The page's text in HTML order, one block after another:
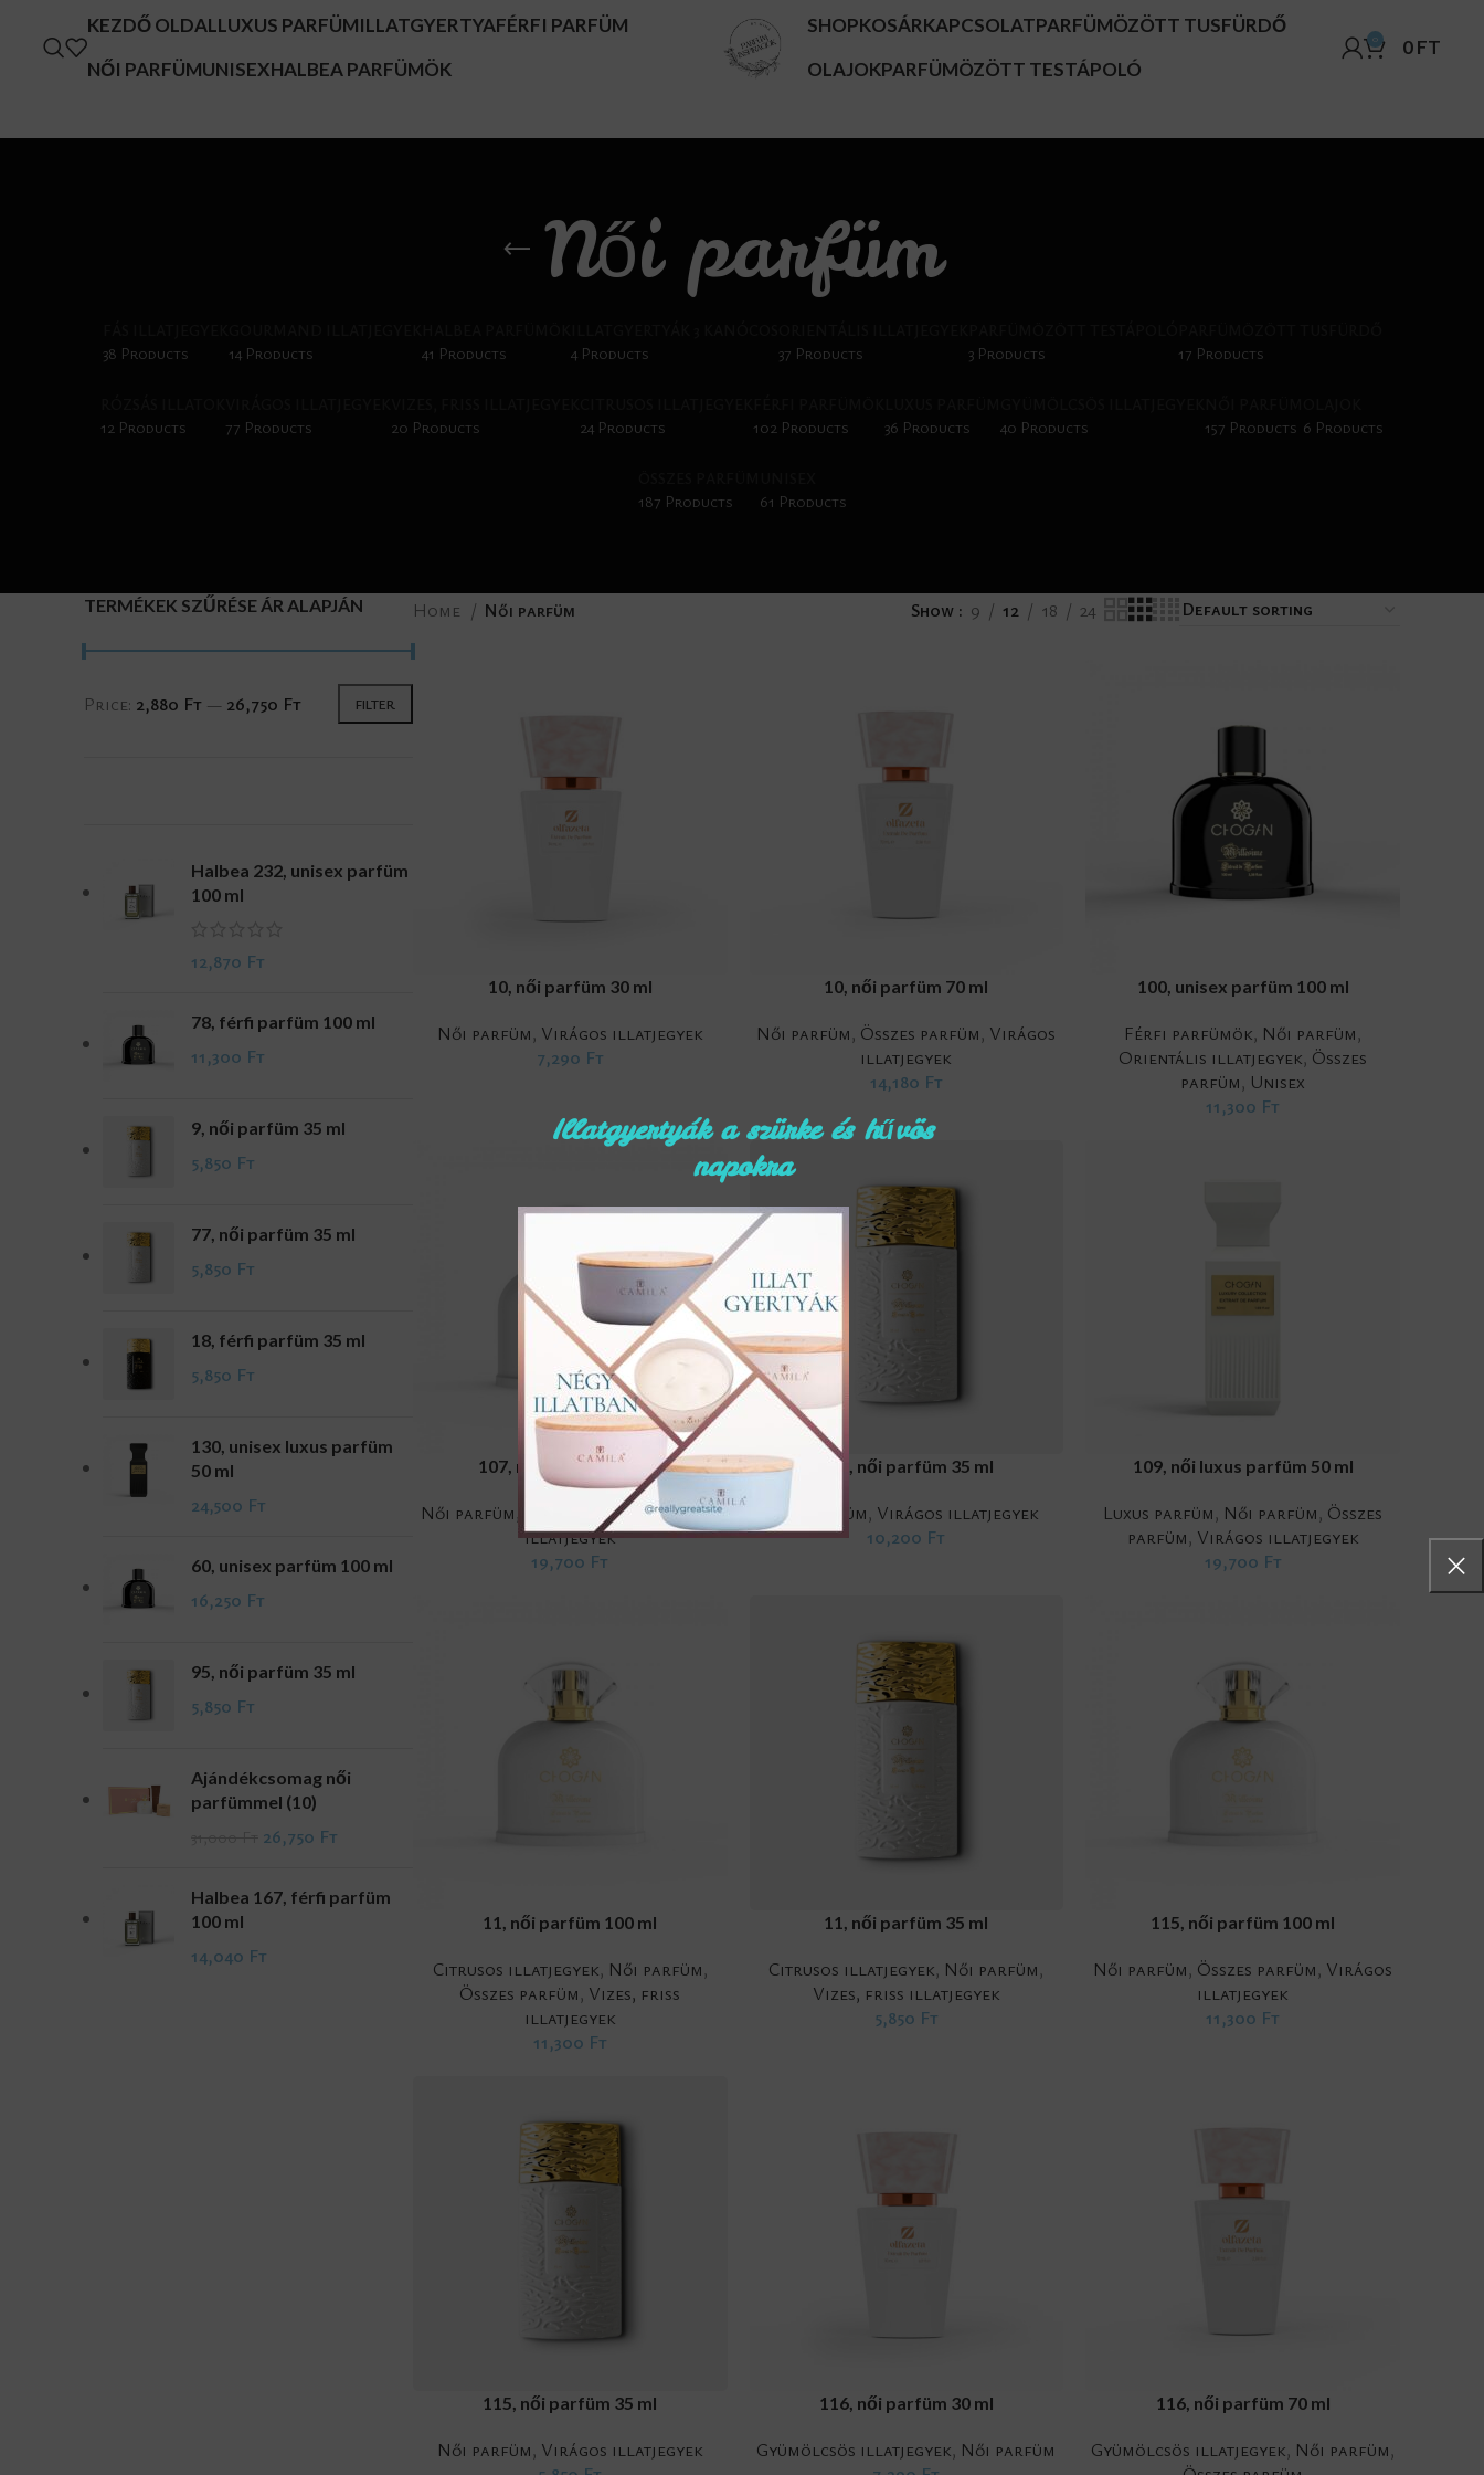
Illatgyertyák a szürke és hűvös
napokra
KEZDŐ OLDALLUXUS PARFÜMILLATGYERTYAFÉRFI PARFÜM
NŐI PARFÜMUNISEXHALBEA PARFÜMÖK
SHOPKOSÁRKAPCSOLATPARFÜMÖZÖTT TUSFÜRDŐ
OLAJOKPARFÜMÖZÖTT TESTÁPOLÓ
0 0FT
Női parfüm
38 Products
14 Products
41 Products
4 Products
37 Products
3 Products
17 Products
12 Products
77 Products
20 Products
24 Products
102 Products
36 Products
40 Products
157 Products 6 Products
187 Products
61 Products
TERMÉKEK SZŰRÉSE ÁR ALAPJÁN
FILTER
Price: 2,880 Ft — 26,750 Ft
Halbea 232, unisex parfüm
100 ml
12,870 Ft
78, férfi parfüm 100 ml
11,300 Ft
9, női parfüm 35 ml
5,850 Ft
77, női parfüm 35 ml
5,850 Ft
18, férfi parfüm 35 ml
5,850 Ft
130, unisex luxus parfüm
50 ml
24,500 Ft
60, unisex parfüm 100 ml
16,250 Ft
95, női parfüm 35 ml
5,850 Ft
Ajándékcsomag női
parfümmel (10)
26,750 Ft
Halbea 167, férfi parfüm
100 ml
14,040 Ft
Home Női parfüm Show 9 12 18 24
ADD TO CART10, női parfüm 30 ml
Női parfüm, Virágos illatjegyek
7,290 Ft
ADD TO CART10, női parfüm 70 ml
Női parfüm, Összes parfüm, Virágos
illatjegyek
14,180 Ft
ADD TO CART100, unisex parfüm 100 ml
Férfi parfümök, Női parfüm,
Orientális illatjegyek, Összes
parfüm, Unisex
11,300 Ft
ADD TO CART107, női parfüm 100 ml
Női parfüm Összes parfüm,Virágos
illatjegyek
19,700 Ft
ADD TO CART107, női parfüm 35 ml
Női parfüm, Virágos illatjegyek
10,200 Ft
ADD TO CART
109, női luxus parfüm 50 ml
Luxus parfüm, Női parfüm, Összes
parfüm, Virágos illatjegyek
19,700 Ft
ADD TO CART11, női parfüm 100 ml
Citrusos illatjegyek, Női parfüm,
Összes parfüm, Vizes, friss
illatjegyek
11,300 Ft
ADD TO CART11, női parfüm 35 ml
Citrusos illatjegyek, Női parfüm,
Vizes, friss illatjegyek
5,850 Ft
ADD TO CART115, női parfüm 100 ml
Női parfüm, Összes parfüm, Virágos
illatjegyek
11,300 Ft
ADD TO CART115, női parfüm 35 ml
Női parfüm, Virágos illatjegyek
ADD TO CART116, női parfüm 30 ml
Gyümölcsös illatjegyek, Női parfüm
ADD TO CART116, női parfüm 70 ml
Gyümölcsös illatjegyek, Női parfüm,